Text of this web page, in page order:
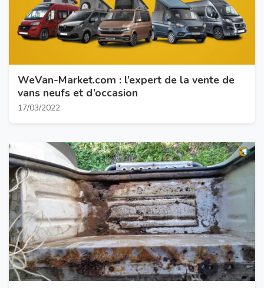
WeVan-Market.com : l’expert de la vente de
vans neufs et d’occasion
17/03/2022